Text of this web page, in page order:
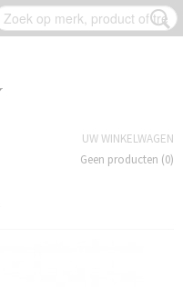
UW WINKELWAGEN
Geen producten (0)